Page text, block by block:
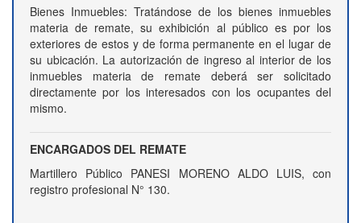
Bienes Inmuebles: Tratándose de los bienes inmuebles
materia de remate, su exhibición al público es por los
exteriores de estos y de forma permanente en el lugar de
su ubicación. La autorización de ingreso al interior de los
inmuebles materia de remate deberá ser solicitado
directamente por los interesados con los ocupantes del
mismo.
ENCARGADOS DEL REMATE
Martillero Público PANESI MORENO ALDO LUIS, con
registro profesional N° 130.